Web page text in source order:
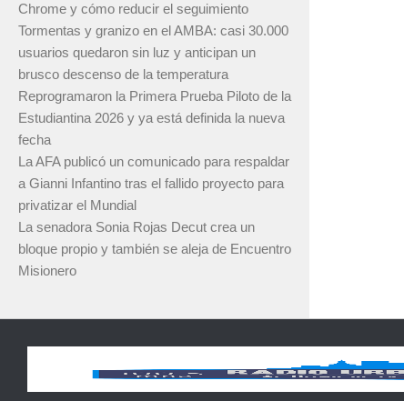
Chrome y cómo reducir el seguimiento
Tormentas y granizo en el AMBA: casi 30.000
usuarios quedaron sin luz y anticipan un
brusco descenso de la temperatura
Reprogramaron la Primera Prueba Piloto de la
Estudiantina 2026 y ya está definida la nueva
fecha
La AFA publicó un comunicado para respaldar
a Gianni Infantino tras el fallido proyecto para
privatizar el Mundial
La senadora Sonia Rojas Decut crea un
bloque propio y también se aleja de Encuentro
Misionero